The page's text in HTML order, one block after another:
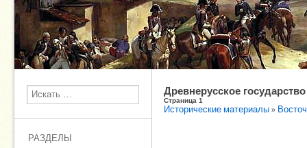
Поиск
РАЗДЕЛЫ
Древнерусское
Страница 1
Исторические материалы »